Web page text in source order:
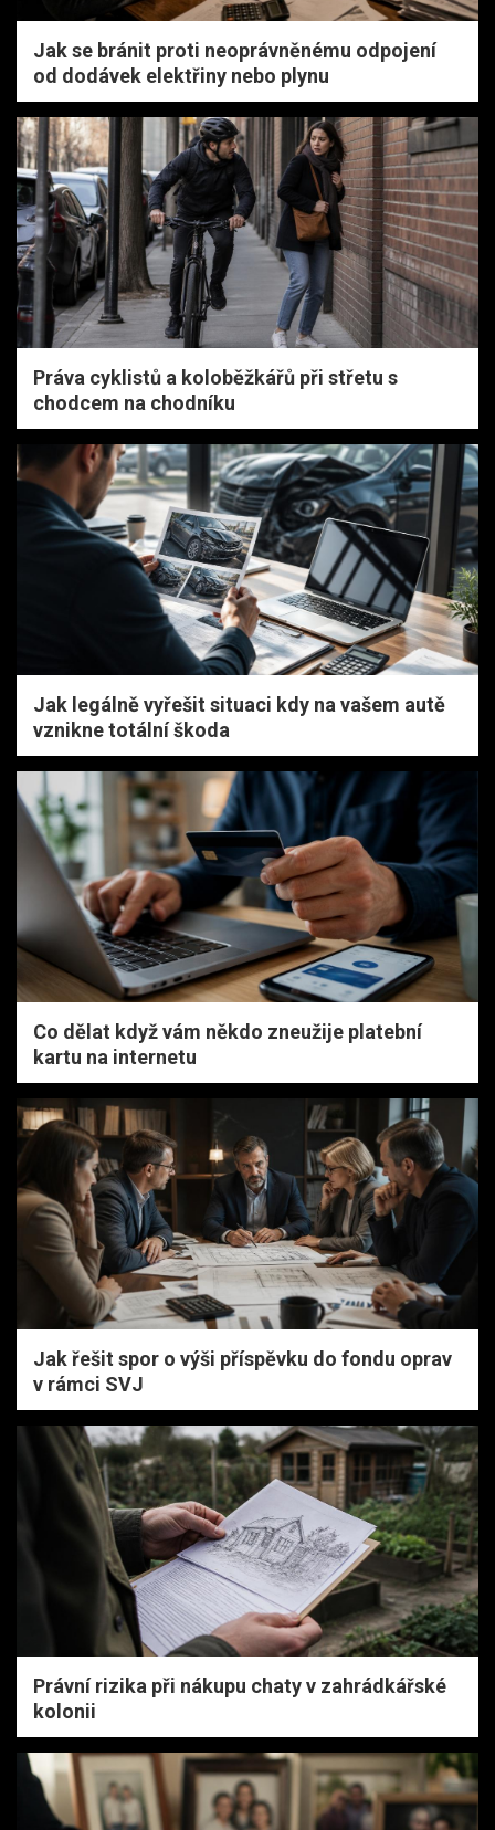
Jak se bránit proti neoprávněnému odpojení
od dodávek elektřiny nebo plynu
Práva cyklistů a koloběžkářů při střetu s
chodcem na chodníku
Jak legálně vyřešit situaci kdy na vašem autě
vznikne totální škoda
Co dělat když vám někdo zneužije platební
kartu na internetu
Jak řešit spor o výši příspěvku do fondu oprav
v rámci SVJ
Právní rizika při nákupu chaty v zahrádkářské
kolonii